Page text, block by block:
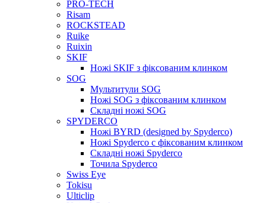
PRO-TECH
Risam
ROCKSTEAD
Ruike
Ruixin
SKIF
Ножі SKIF з фіксованим клинком
SOG
Мультитули SOG
Ножі SOG з фіксованим клинком
Складні ножі SOG
SPYDERCO
Ножі BYRD (designed by Spyderco)
Ножі Spyderco c фіксованим клинком
Складні ножі Spyderco
Точила Spyderco
Swiss Eye
Tokisu
Ulticlip